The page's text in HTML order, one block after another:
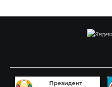
Стоимость обучения в ВГМУ
Первокурснику